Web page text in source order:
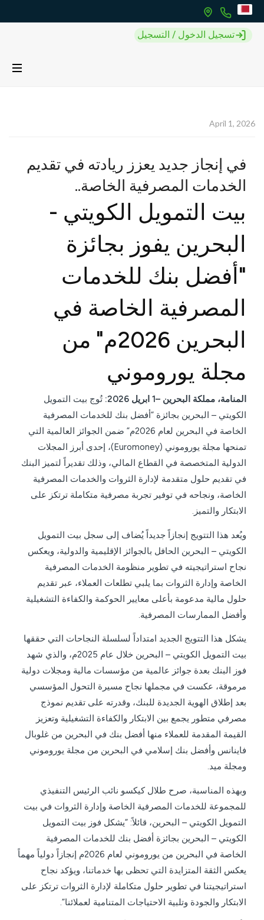
تسجيل الدخول / التسجيل
April 1, 2026
في إنجاز جديد يعزز ريادته في تقديم
الخدمات المصرفية الخاصة..
بيت التمويل الكويتي -
البحرين يفوز بجائزة
"أفضل بنك للخدمات
المصرفية الخاصة في
البحرين 2026م" من
مجلة يوروموني
المنامة، مملكة البحرين –1 ابريل 2026:
تُوج بيت التمويل
الكويتي – البحرين بجائزة “أفضل بنك للخدمات المصرفية
الخاصة في البحرين لعام 2026م” ضمن الجوائز العالمية التي
تمنحها مجلة يوروموني (Euromoney)، إحدى أبرز المجلات
الدولية المتخصصة في القطاع المالي، وذلك تقديراً لتميز البنك
في تقديم حلول متقدمة لإدارة الثروات والخدمات المصرفية
الخاصة، ونجاحه في توفير تجربة مصرفية متكاملة ترتكز على
الابتكار والتميز.
ويُعد هذا التتويج إنجازاً جديداً يُضاف إلى سجل بيت التمويل
الكويتي – البحرين الحافل بالجوائز الإقليمية والدولية، ويعكس
نجاح استراتيجيته في تطوير منظومة الخدمات المصرفية
الخاصة وإدارة الثروات بما يلبي تطلعات العملاء، عبر تقديم
حلول مالية مدعومة بأعلى معايير الحوكمة والكفاءة التشغيلية
وأفضل الممارسات المصرفية.
يشكل هذا التتويج الجديد امتداداً لسلسلة النجاحات التي حققها
بيت التمويل الكويتي – البحرين خلال عام 2025م، والذي شهد
فوز البنك بعدة جوائز عالمية من مؤسسات مالية ومجلات دولية
مرموقة، عكست في مجملها نجاح مسيرة التحول المؤسسي
بعد إطلاق الهوية الجديدة للبنك، وقدرته على تقديم نموذج
مصرفي متطور يجمع بين الابتكار والكفاءة التشغيلية وتعزيز
القيمة المقدمة للعملاء منها أفضل بنك في البحرين من غلوبال
فاينانس وأفضل بنك إسلامي في البحرين من مجلة يوروموني
ومجلة ميد.
وبهذه المناسبة، صرح طلال كيكسو نائب الرئيس التنفيذي
للمجموعة للخدمات المصرفية الخاصة وإدارة الثروات في بيت
التمويل الكويتي – البحرين، قائلاً: “يشكل فوز بيت التمويل
الكويتي – البحرين بجائزة أفضل بنك للخدمات المصرفية
الخاصة في البحرين من يوروموني لعام 2026م إنجازاً دولياً مهماً
يعكس الثقة المتزايدة التي تحظى بها خدماتنا، ويؤكد نجاح
استراتيجيتنا في تطوير حلول متكاملة لإدارة الثروات ترتكز على
الابتكار والجودة وتلبية الاحتياجات المتنامية لعملائنا”.